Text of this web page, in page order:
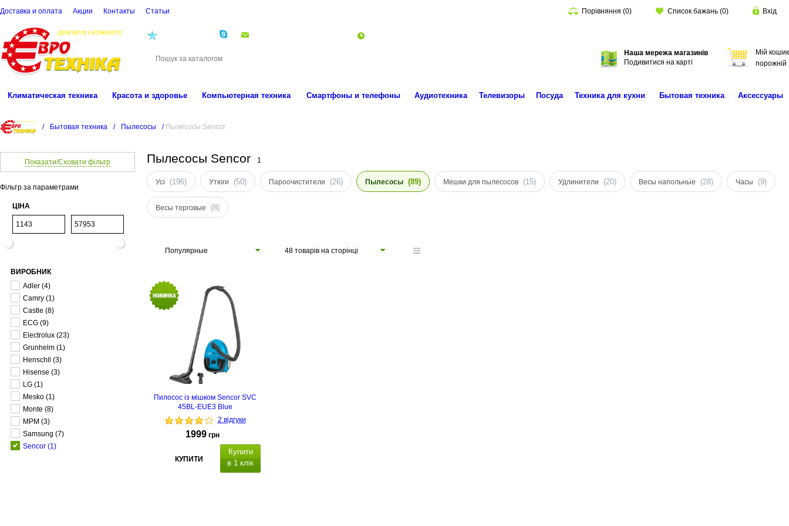
Доставка и оплата Акции Контакты Cтатьи Порівняння (0) Список бажань (0) Вхід
Наша мережа магазинів
Подивитися на карті
Мій кошик
порожній
Климатическая техника Красота и здоровье Компьютерная техника Смартфоны и телефоны Аудиотехника Телевизоры Посуда Техника для кухни Бытовая техника Аксессуары
/ Бытовая техника / Пылесосы / Пылесосы Senсor
Показати/Сховати фільтр
Фільтр за параметрами
ЦІНА
ВИРОБНИК
Adler (4)
Camry (1)
Castle (8)
ECG (9)
Electrolux (23)
Grunhelm (1)
Henschll
(3)
Hisense (3)
LG (1)
Mesko (1)
Monte (8)
MPM (3)
Samsung (7)
Senсor (1)
Пылесосы Senсor 1
Усі (196) Утюги (50) Пароочистители (26) Пылесосы (89) Мешки для пылесосов (15) Удлинители (20) Весы напольные (28) Часы (9)
Весы торговые (8)
Популярные 48 товарів на сторінці
Пилосос із мішком Sencor SVC
45BL-EUE3 Blue
2 відгуки
1999 грн
КУПИТИ
Купити
в 1 клік